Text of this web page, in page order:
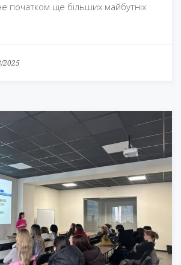
початком ще більших майбутніх
2025